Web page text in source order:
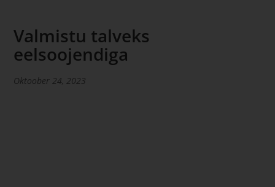
Valmistu talveks
eelsoojendiga
Oktoober 24, 2023